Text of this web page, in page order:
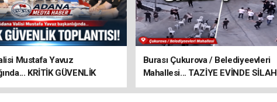
Mustafa Yavuz
KRİTİK GÜVENLİK
Burası Çukurova / Belediyeevleri
Mahallesi... TAZİYE EVİNDE SİLAH
ÇEKİLDİ!